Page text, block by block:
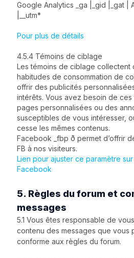
Google Analytics _ga |_gid |_gat |
|__utm*
Pour plus de détails
4.5.4 Témoins de ciblage
Les témoins de ciblage collectent
habitudes de consommation de
offrir des publicités
intérêts. Vous avez besoin de
pages personnalisées ou des
susceptibles de vous intéresser,
cesse les mêmes contenus.
Facebook _fbp ð permet d’offrir
FB à nos visiteurs.
Lien pour ajuster ce paramètre
Facebook
5. Règles du forum et
messages
5.1 Vous êtes responsable de
contenu des messages que vous
conforme aux règles du forum.